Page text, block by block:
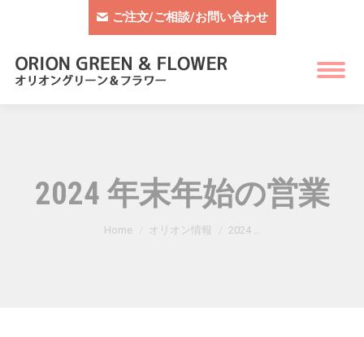
ご注文/ご相談/お問い合わせ
2024 年末年始の営業
You are here:
Home オリオン情報 2024 …